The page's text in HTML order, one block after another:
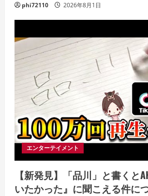
phi72110 2026年8月1日
エンターテイメント
【新発見】「品川」と書くと
いたかった』に聞こえる件に